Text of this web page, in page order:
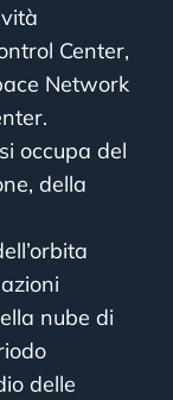
Center,
Network
occupa del
della
nube di
delle